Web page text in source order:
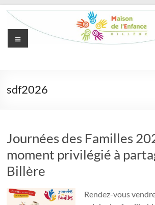
Aller
contenu
l'Enfance
Billère
Grandir
à
loisir
Menu
sdf2026
Journées des Familles
moment privilégié à
Billère
Rendez-vous